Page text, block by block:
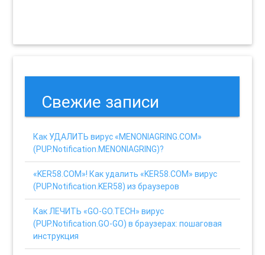
Свежие записи
Как УДАЛИТЬ вирус «MENONIAGRING.COM»
(PUP.Notification.MENONIAGRING)?
«KER58.COM»! Как удалить «KER58.COM» вирус
(PUP.Notification.KER58) из браузеров
Как ЛЕЧИТЬ «GO-GO.TECH» вирус
(PUP.Notification.GO-GO) в браузерах: пошаговая
инструкция